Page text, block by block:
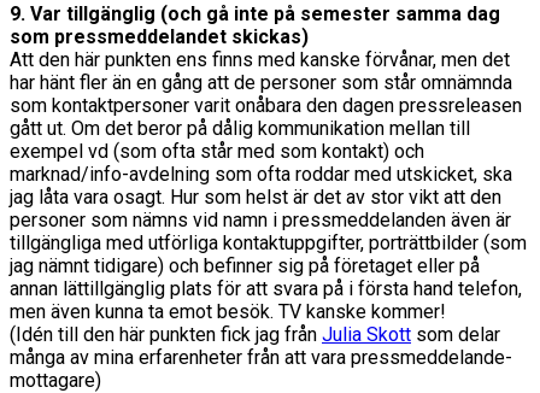
9. Var tillgänglig (och gå inte på semester samma dag
som pressmeddelandet skickas)
Att den här punkten ens finns med kanske förvånar, men det
har hänt fler än en gång att de personer som står omnämnda
som kontaktpersoner varit onåbara den dagen pressreleasen
gått ut. Om det beror på dålig kommunikation mellan till
exempel vd (som ofta står med som kontakt) och
marknad/info-avdelning som ofta roddar med utskicket, ska
jag låta vara osagt. Hur som helst är det av stor vikt att den
personer som nämns vid namn i pressmeddelanden även är
tillgängliga med utförliga kontaktuppgifter, porträttbilder (som
jag nämnt tidigare) och befinner sig på företaget eller på
annan lättillgänglig plats för att svara på i första hand telefon,
men även kunna ta emot besök. TV kanske kommer!
(Idén till den här punkten fick jag från Julia Skott som delar
många av mina erfarenheter från att vara pressmeddelande-
mottagare)